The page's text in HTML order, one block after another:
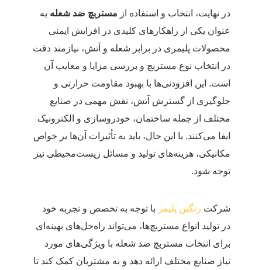
در نهایت، انتخاب و استفاده از مستربچ ضد شعله به
عنوان یکی از راهکارهای کلیدی در افزایش ایمنی
محصولات پلیمری در برابر شعله و آتش، نیازمند دقت
در انتخاب نوع مستربچ و بررسی مزایا و معایب آن
است. این افزودنی‌ها با بهبود مقاومت حرارتی و
جلوگیری از گسترش آتش، نقش مهمی در صنایع
مختلف از جمله ساختمان، خودروسازی و الکترونیک
ایفا می‌کنند. با این حال، باید به تأثیرات آن‌ها بر خواص
مکانیکی، هزینه‌های تولید و مسائل زیست‌محیطی نیز
توجه شود.
شرکت رنگین پلیمر با توجه به تخصص و تجربه خود
در تولید انواع مستربچ‌ها، می‌تواند راه‌حل‌های بهینه‌ای
برای انتخاب مستربچ ضد شعله با ویژگی‌های مورد
نیاز صنایع مختلف ارائه دهد و به مشتریان کمک کند تا